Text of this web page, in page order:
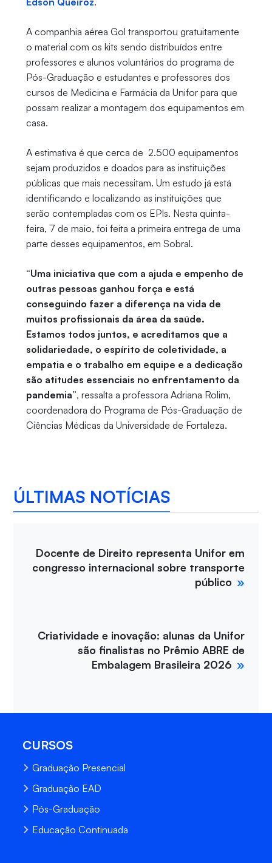
A companhia aérea Gol transportou gratuitamente
o material com os kits sendo distribuídos entre
professores e alunos voluntários do programa de
Pós-Graduação e estudantes e professores dos
cursos de Medicina e Farmácia da Unifor para que
possam realizar a montagem dos equipamentos em
casa.
A estimativa é que cerca de 2.500 equipamentos
sejam produzidos e doados para as instituições
públicas que mais necessitam. Um estudo já está
identificando e localizando as instituições que
serão contempladas com os EPIs. Nesta quinta-
feira, 7 de maio, foi feita a primeira entrega de uma
parte desses equipamentos, em Sobral.
“Uma iniciativa que com a ajuda e empenho de
outras pessoas ganhou força e está
conseguindo fazer a diferença na vida de
muitos profissionais da área da saúde.
Estamos todos juntos, e acreditamos que a
solidariedade, o espírito de coletividade, a
empatia e o trabalho em equipe e a dedicação
são atitudes essenciais no enfrentamento da
pandemia”, ressalta a professora Adriana Rolim,
coordenadora do Programa de Pós-Graduação de
Ciências Médicas da Universidade de Fortaleza.
ÚLTIMAS NOTÍCIAS
Docente de Direito representa Unifor em
congresso internacional sobre transporte
público
Criatividade e inovação: alunas da Unifor
são finalistas no Prêmio ABRE de
Embalagem Brasileira 2026
CURSOS
Graduação Presencial
Graduação EAD
Pós-Graduação
Educação Continuada